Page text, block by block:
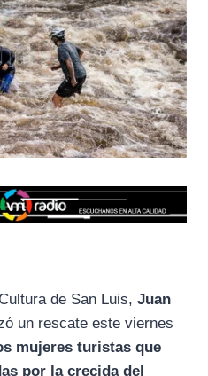
de San Luis, Juan
un rescate este viernes
mujeres turistas que
por la crecida del